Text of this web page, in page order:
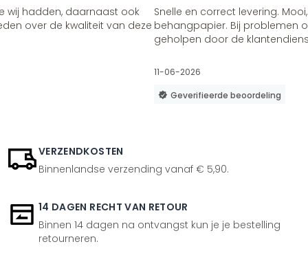
wij hadden, daarnaast ook
over de kwaliteit van deze
Snelle en correct levering.
behangpapier. Bij problemen
geholpen door de
11-06-2026
Geverifieerde beoordeling
VERZENDKOSTEN
Binnenlandse verzending vanaf € 5,90.
14 DAGEN RECHT VAN RETOUR
Binnen 14 dagen na ontvangst kun je je bestelling
retourneren.